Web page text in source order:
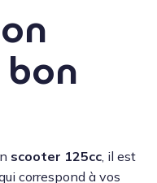
scooter 125cc, il est
correspond à vos